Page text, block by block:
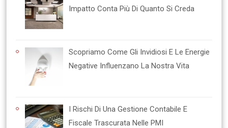
Impatto Conta Più Di Quanto Si Creda
Scopriamo Come Gli Invidiosi E Le Energie
Negative Influenzano La Nostra Vita
I Rischi Di Una Gestione Contabile E
Fiscale Trascurata Nelle PMI